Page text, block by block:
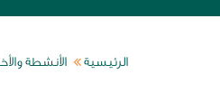
الرئيسية الأنشطة